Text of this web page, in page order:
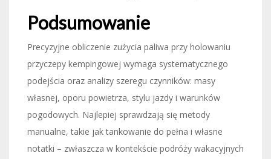
Podsumowanie
Precyzyjne obliczenie zużycia paliwa przy holowaniu
przyczepy kempingowej wymaga systematycznego
podejścia oraz analizy szeregu czynników: masy
własnej, oporu powietrza, stylu jazdy i warunków
pogodowych. Najlepiej sprawdzają się metody
manualne, takie jak tankowanie do pełna i własne
notatki – zwłaszcza w kontekście podróży wakacyjnych